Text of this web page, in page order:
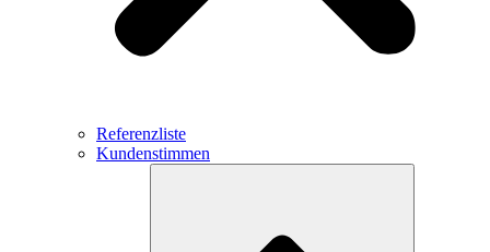
Referenzliste
Kundenstimmen